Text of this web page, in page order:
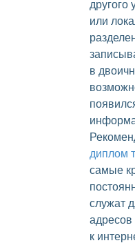
другого
или
в
диплом
самые
служат
адресов
к